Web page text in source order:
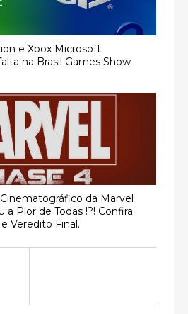
e Xbox Microsoft
na Brasil Games Show
da Marvel
a Pior de Todas !?! Confira
Veredito Final.